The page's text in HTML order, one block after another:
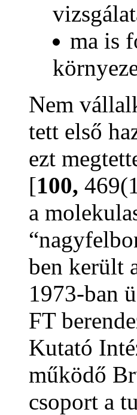
ma is
Nem
tett első
ezt
[100,
a
ben került
1973-ban
FT
Kutató
működő
csoport a